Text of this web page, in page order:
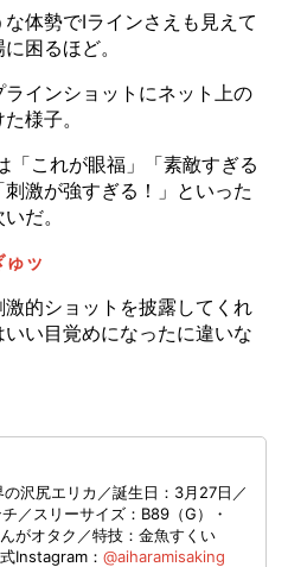
体勢でIラインさえも見えて
困るほど。
インショットにネット上の
様子。
これが眼福」「素敵すぎる
激が強すぎる！」といった
だ。
ゅッ
的ショットを披露してくれ
い目覚めになったに違いな
沢尻エリカ／誕生日：3月27日／
／スリーサイズ：B89（G）・
がオタク／特技：金魚すくい
Instagram： @aiharamisaking